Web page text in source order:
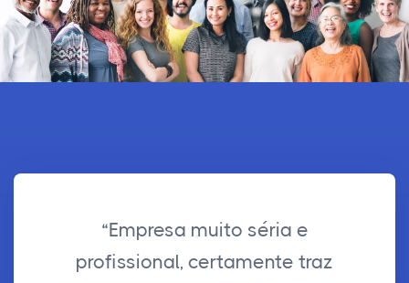
“Empresa muito séria e
profissional, certamente traz